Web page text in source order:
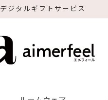
デジタルギフトサービス